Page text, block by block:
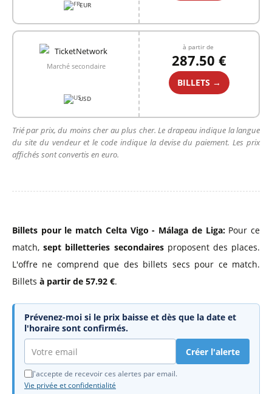
EUR
Marché secondaire
USD
à partir de
287.50 €
BILLETS →
Trié par prix, du moins cher au plus cher. Le drapeau indique la langue
du site du vendeur et le code indique la devise du paiement. Les prix
affichés sont convertis en euro.
Billets pour le match Celta Vigo - Málaga de Liga:Pour ce
match,sept billetteries secondairesproposent des places.
L'offre ne comprend que des billets secs pour ce match.
Billets à partir de 57.92 €.
Prévenez-moi si le prix baisse et dès que la date et
l'horaire sont confirmés.
Créer l'alerte
J'accepte de recevoir ces alertes par email.
Vie privée et confidentialité